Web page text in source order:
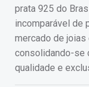
prata 925 do
incomparável de
mercado de joias
consolidando-se
qualidade e